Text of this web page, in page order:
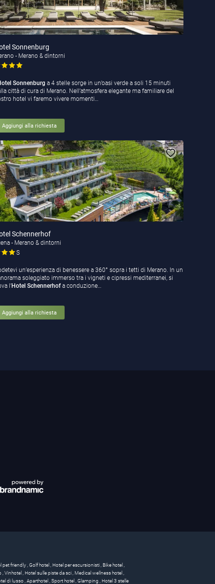
Sonnenburg
- Merano & dintorni
Sonnenburg a 4 stelle sorge in un’oasi verde a soli 15 minuti
città di cura di Merano. Nell’atmosfera elegante ma familiare del
hotel vi faremo vivere momenti…
Aggiungi alla richiesta
Schennerhof
- Merano & dintorni
S
un’esperienza di benessere a 360° sopra i tetti di Merano. In un
soleggiato immerso tra i vigneti e cipressi mediterranei, si
l’Hotel Schennerhofa conduzione…
Aggiungi alla richiesta
pet friendly,Golf hotel , Hotel per escursionisti, Bike hotel ,
,Vinhotel , Hotel sulle piste da sci, Medical wellness hotel ,
di lusso,Aparthotel ,Sport hotel ,Glamping , Hotel 3 stelle